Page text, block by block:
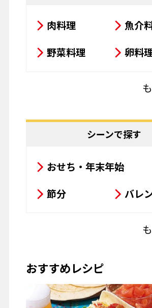
肉料理
魚介
野菜料理
卵料
揚げ物
粉物
お菓子
パスタ
シーンで探す
おせち・年末年始
節分
バレ
お彼岸
お月見
ハロ
おすすめレシピ